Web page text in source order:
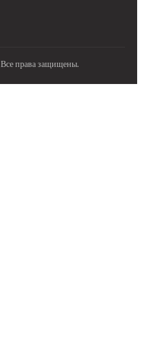
Все права защищены.